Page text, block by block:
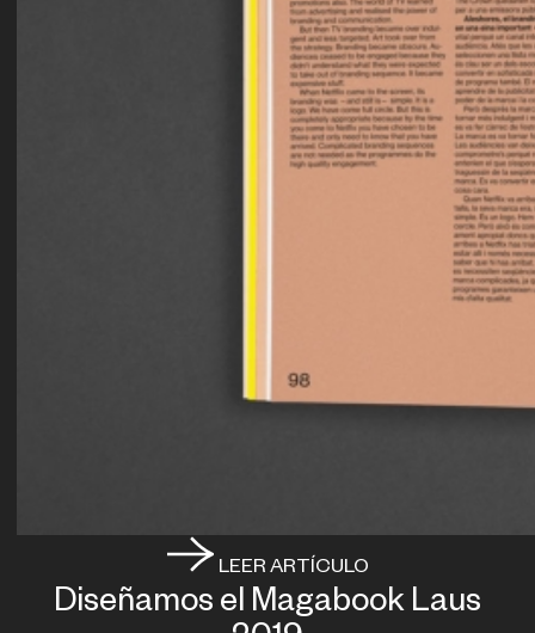
LEER ARTÍCULO
Diseñamos el Magabook Laus